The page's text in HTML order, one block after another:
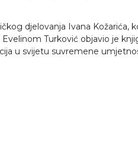
djelovanja Ivana Kožarića,
Turković objavio je
u svijetu suvremene